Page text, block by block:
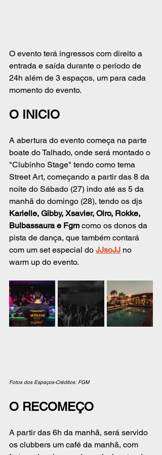
O evento terá ingressos com direito a
entrada e saída durante o período de
24h além de 3 espaços, um para cada
momento do evento.
O INICIO
A abertura do evento começa na parte
boate do Talhado, onde será montado o
"Clubinho Stage" tendo como tema
Street Art, começando a partir das 8 da
noite do Sábado (27) indo até as 5 da
manhã do domingo (28), tendo os djs
Karielle, Gibby, Xsavier, Oiro, Rokke,
Bulbassaura e Fgm como os donos da
pista de dança, que também contará
com um set especial do JJsoJJ no
warm up do evento.
Fotos dos Espaços-Créditos: FGM
O RECOMEÇO
A partir das 6h da manhã, será servido
os clubbers um café da manhã, com